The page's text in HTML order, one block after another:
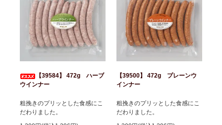
【39584】 472g ハーブ
ウインナー
粗挽きのプリッとした食感にこ
だわりました。
【39500】 472g プレーンウ
インナー
粗挽きのプリッとした食感にこ
だわりました。